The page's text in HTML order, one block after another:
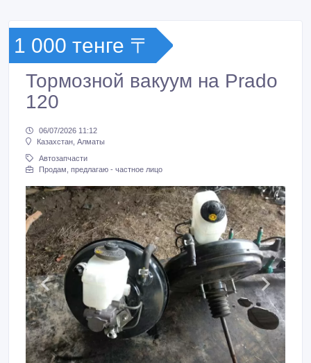
1 000 тенге 〒
Тормозной вакуум на Prado
120
06/07/2026 11:12
Казахстан, Алматы
Автозапчасти
Продам, предлагаю - частное лицо